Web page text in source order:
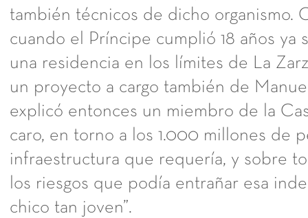
también técnicos de dicho organismo.
cuando el Príncipe cumplió 18 años ya
una residencia en los límites de La
un proyecto a cargo también de
explicó entonces un miembro de la
caro, en torno a los 1.000 millones de
infraestructura que requería, y sobre
los riesgos que podía entrañar esa
chico tan joven”.